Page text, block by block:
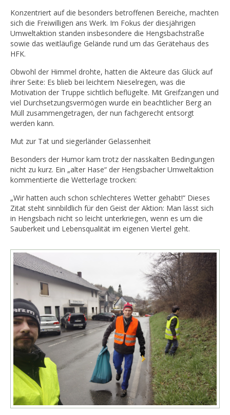
Konzentriert auf die besonders betroffenen Bereiche, machten
sich die Freiwilligen ans Werk. Im Fokus der diesjährigen
Umweltaktion standen insbesondere die Hengsbachstraße
sowie das weitläufige Gelände rund um das Gerätehaus des
HFK.
Obwohl der Himmel drohte, hatten die Akteure das Glück auf
ihrer Seite: Es blieb bei leichtem Nieselregen, was die
Motivation der Truppe sichtlich beflügelte. Mit Greifzangen und
viel Durchsetzungsvermögen wurde ein beachtlicher Berg an
Müll zusammengetragen, der nun fachgerecht entsorgt
werden kann.
Mut zur Tat und siegerländer Gelassenheit
Besonders der Humor kam trotz der nasskalten Bedingungen
nicht zu kurz. Ein „alter Hase“ der Hengsbacher Umweltaktion
kommentierte die Wetterlage trocken:
„Wir hatten auch schon schlechteres Wetter gehabt!“ Dieses
Zitat steht sinnbildlich für den Geist der Aktion: Man lässt sich
in Hengsbach nicht so leicht unterkriegen, wenn es um die
Sauberkeit und Lebensqualität im eigenen Viertel geht.